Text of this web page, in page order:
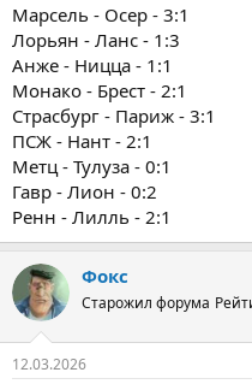
Марсель - Осер - 3:1
Лорьян - Ланс - 1:3
Анже - Ницца - 1:1
Монако - Брест - 2:1
Страсбург - Париж - 3:1
ПСЖ - Нант - 2:1
Метц - Тулуза - 0:1
Гавр - Лион - 0:2
Ренн - Лилль - 2:1
Фокс
Старожил форума
12.03.2026